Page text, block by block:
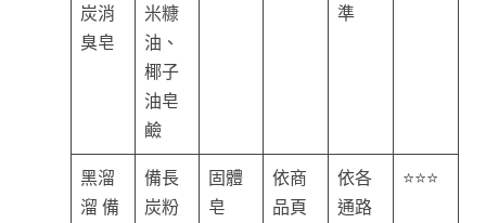
炭消
臭皂
米糠
油、
椰子
油皂
鹼
準
黑溜
溜 備
備長
炭粉
固體
皂
依商
品頁
依各
通路
⭐⭐⭐